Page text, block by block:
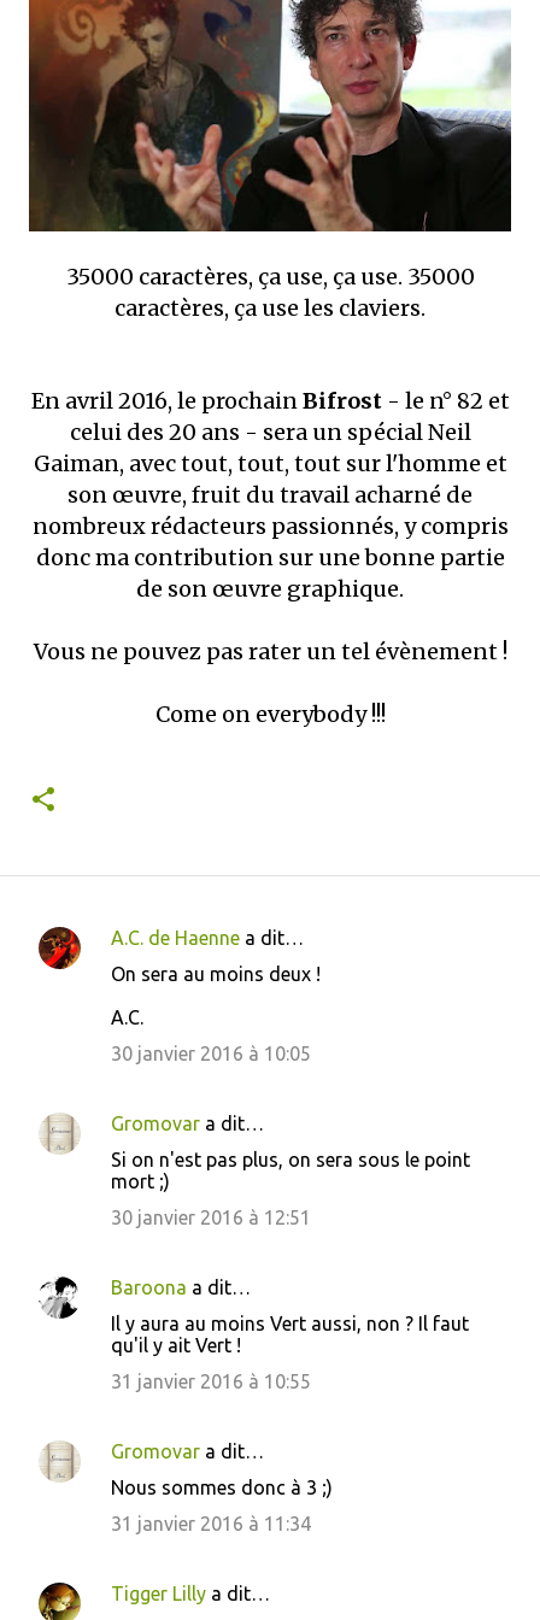
que Thomas connaissait et appréciait Olivier. Marlowe découvre une ville qu’il
ne connaissait pas, habitée par la méfiance, la peur et le rigorisme de la Ligue,
une ville pleine de mystères et de vieilles rancœurs. La Dame d...
35000 caractères, ça use, ça use. 35000
caractères, ça use les claviers.
En avril 2016, le prochainBifrost- le n° 82 et
celui des 20 ans - sera un spécial Neil
Gaiman, avec tout, tout, tout sur l'homme et
son œuvre, fruit du travail acharné de
nombreux rédacteurs passionnés, y compris
donc ma contribution sur une bonne partie
de son œuvre graphique.
Vous ne pouvez pas rater un tel évènement !
Come on everybody !!!
C
n
t
e
A.C. de Haenne a dit…
On sera au moins deux !
A.C.
30 janvier 2016 à 10:05
Gromovar a dit…
Si on n'est pas plus, on sera sous le point
mort ;)
30 janvier 2016 à 12:51
Baroona a dit…
Il y aura au moins Vert aussi, non ? Il faut
qu'il y ait Vert !
31 janvier 2016 à 10:55
Gromovar a dit…
Nous sommes donc à 3 ;)
31 janvier 2016 à 11:34
Tigger Lilly a dit…